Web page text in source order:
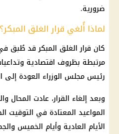
ضرورية.
لماذا أُلغي قرار الغلق المبكر؟
كان قرار الغلق المبكر قد
مرتبطة بظروف اقتصادية
رئيس مجلس الوزراء العودة إلى
وبعد إلغاء القرار، عادت
المواعيد المعتادة في التوقيت
الأيام العادية وأيام الخميس